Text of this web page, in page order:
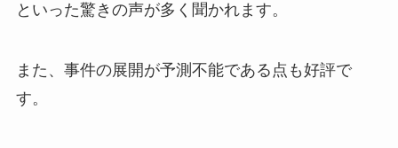
といった驚きの声が多く聞かれます。
また、事件の展開が予測不能である点も好評で
す。